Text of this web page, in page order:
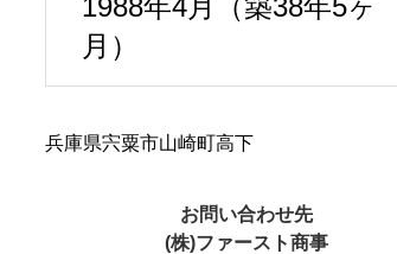
月）
兵庫県宍粟市山崎町高下
お問い合わせ先
(株)ファースト商事